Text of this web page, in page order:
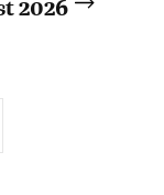
2026